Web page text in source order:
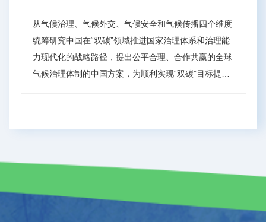
从气候治理、气候外交、气候安全和气候传播四个维度
统筹研究中国在“双碳”领域推进国家治理体系和治理能
力现代化的战略路径，提出公平合理、合作共赢的全球
气候治理体制的中国方案，为顺利实现“双碳”目标提供